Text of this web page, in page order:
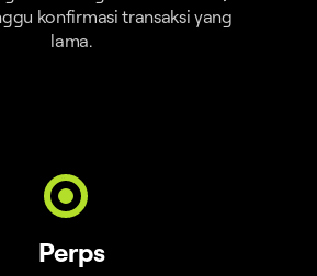
Perps
konfirmasi transaksi yang
lama.